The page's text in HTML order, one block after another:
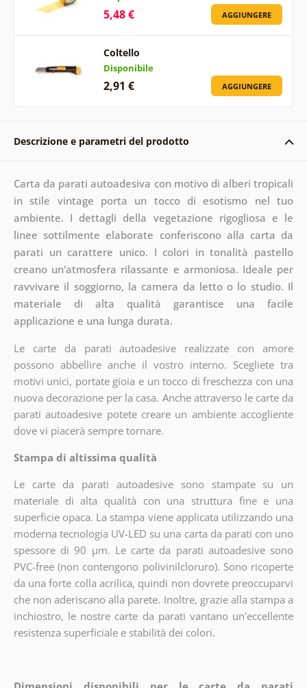
5,48 € AGGIUNGERE
Coltello
Disponibile
2,91 € AGGIUNGERE
Descrizione e parametri del prodotto
Carta da parati autoadesiva con motivo di alberi tropicali
in stile vintage porta un tocco di esotismo nel tuo
ambiente. I dettagli della vegetazione rigogliosa e le
linee sottilmente elaborate conferiscono alla carta da
parati un carattere unico. I colori in tonalità pastello
creano un'atmosfera rilassante e armoniosa. Ideale per
ravvivare il soggiorno, la camera da letto o lo studio. Il
materiale di alta qualità garantisce una facile
applicazione e una lunga durata.
Le carte da parati autoadesive realizzate con amore
possono abbellire anche il vostro interno. Scegliete tra
motivi unici, portate gioia e un tocco di freschezza con una
nuova decorazione per la casa. Anche attraverso le carte da
parati autoadesive potete creare un ambiente accogliente
dove vi piacerà sempre tornare.
Stampa di altissima qualità
Le carte da parati autoadesive sono stampate su un
materiale di alta qualità con una struttura fine e una
superficie opaca. La stampa viene applicata utilizzando una
moderna tecnologia UV-LED su una carta da parati con uno
spessore di 90 µm. Le carte da parati autoadesive sono
PVC-free (non contengono polivinilcloruro). Sono ricoperte
da una forte colla acrilica, quindi non dovrete preoccuparvi
che non aderiscano alla parete. Inoltre, grazie alla stampa a
inchiostro, le nostre carte da parati vantano un'eccellente
resistenza superficiale e stabilità dei colori.